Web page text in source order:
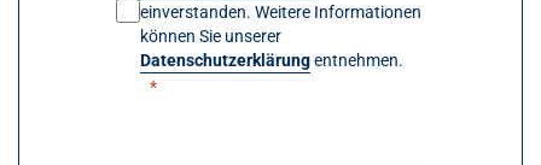
einverstanden. Weitere Informationen
können Sie unserer
Datenschutzerklärungentnehmen.